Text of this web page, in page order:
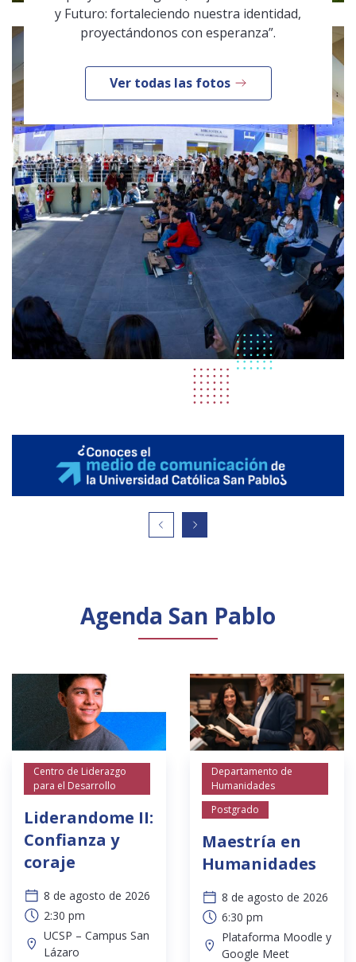
y Futuro: fortaleciendo nuestra identidad,
proyectándonos con esperanza”.
Ver todas las fotos
Agenda San Pablo
Centro de Liderazgo
para el Desarrollo
Liderandome II:
Confianza y
coraje
8 de agosto de 2026
2:30 pm
UCSP – Campus San
Lázaro
Departamento de
Humanidades
Postgrado
Maestría en
Humanidades
8 de agosto de 2026
6:30 pm
Plataforma Moodle y
Google Meet